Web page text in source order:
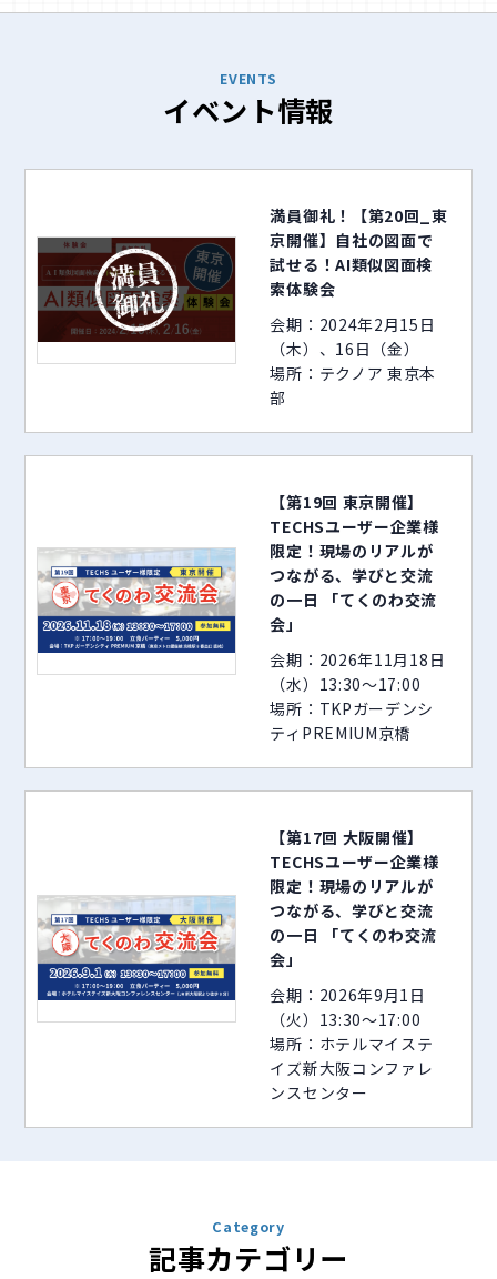
イベント情報
EVENTS
満員御礼！【第20回_東
京開催】自社の図面で
試せる！AI類似図面検
索体験会
会期：2024年2月15日
（木）、16日（金）
場所：テクノア 東京本
部
【第19回 東京開催】
TECHSユーザー企業様
限定！現場のリアルが
つながる、学びと交流
の一日 「てくのわ交流
会」
会期：2026年11月18日
（水）13:30～17:00
場所：TKPガーデンシ
ティPREMIUM京橋
【第17回 大阪開催】
TECHSユーザー企業様
限定！現場のリアルが
つながる、学びと交流
の一日 「てくのわ交流
会」
会期：2026年9月1日
（火）13:30～17:00
場所：ホテルマイステ
イズ新大阪コンファレ
ンスセンター
記事カテゴリー
Category